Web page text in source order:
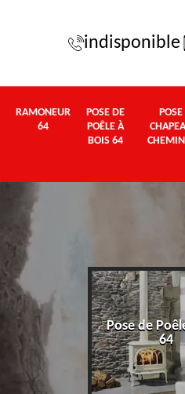
indisponible
RAMONEUR
64
POSE DE
POÊLE À
BOIS 64
64
Pose de
64